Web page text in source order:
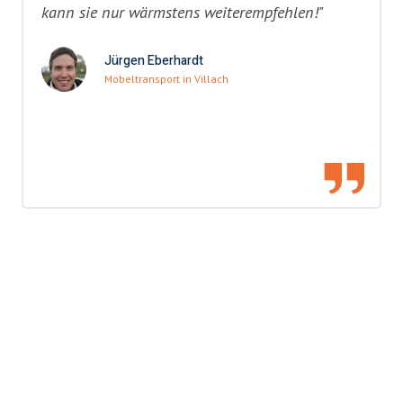
kann sie nur wärmstens weiterempfehlen!"
Jürgen Eberhardt
Möbeltransport in Villach